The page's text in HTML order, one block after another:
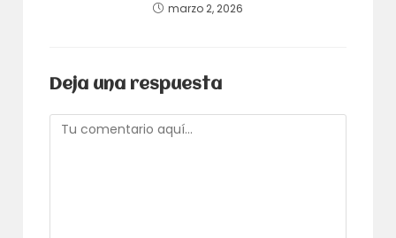
marzo 2, 2026
Deja una respuesta
Comentario